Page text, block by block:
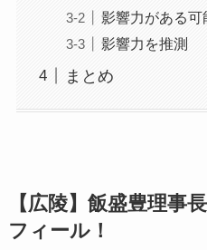
影響力がある可
影響力を推測
まとめ
【広陵】飯盛豊理事
フィール！